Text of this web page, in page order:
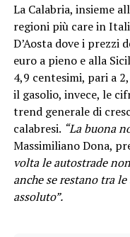
La Calabria, insieme
regioni più care in
D’Aosta dove i prezzi
euro a pieno e alla
4,9 centesimi, pari a
il gasolio, invece, le
trend generale di
calabresi. “La buona
Massimiliano Dona,
volta le autostrade
anche se restano tra
assoluto”.